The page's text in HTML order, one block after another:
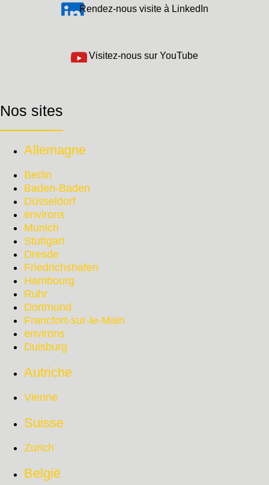
Rendez-nous visite à LinkedIn
Visitez-nous sur YouTube
Nos sites
Allemagne
Berlin
Baden-Baden
Düsseldorf
environs
Munich
Stuttgart
Dresde
Friedrichshafen
Hambourg
Ruhr
Dortmund
Francfort-sur-le-Main
environs
Duisburg
Autriche
Vienne
Suisse
Zurich
België